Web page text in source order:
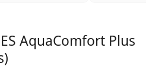
AquaComfort Plus